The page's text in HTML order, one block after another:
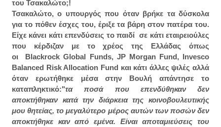
του Τσακαλώτο;!
Τσακαλώτο, ο υπουργός που όταν βρήκε τα δύσκολα
για το πόθεν έσχες του, έριξε τα βάρη στον πατέρα του.
Είχε κάνει κάτι επενδύσεις το παιδί σε κάτι εταιρειούλες
που κέρδιζαν με το χρέος της Ελλάδας όπως
οι
Blackrock Global Funds, JP Morgan Fund, Invesco
Balanced Risk Allocation Fund και κάτι άλλες ψιλές αλλά
όταν ερωτήθηκε μέσα στην Βουλή απάντησε το
καταπληκτικό:"τα ποσά που επενδύθηκαν δεν
αποκτήθηκαν κατά την διάρκεια της κοινοβουλευτικής
μου θητείας, το μεγαλύτερο μέρος αυτών των ποσών δεν
αποκτήθηκε καν από εμένα. Είναι αποταμιεύσεις του